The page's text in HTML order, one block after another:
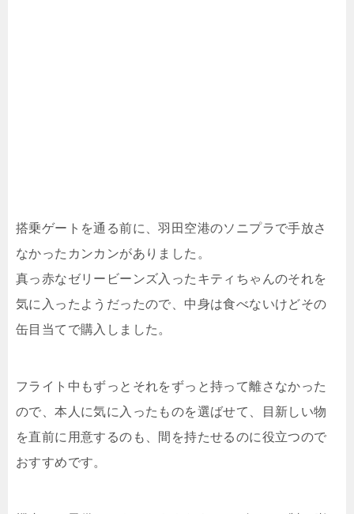
搭乗ゲートを通る前に、羽田空港のソニプラで手放さ
なかったカンカンがありました。
真っ赤なゼリービーンズ入ったキティちゃんのそれを
気に入ったようだったので、中身は食べないけどその
缶目当てで購入しました。
フライト中もずっとそれをずっと持って離さなかった
ので、本人に気に入ったものを選ばせて、目新しい物
を直前に用意するのも、間を持たせるのに役立つので
おすすめです。